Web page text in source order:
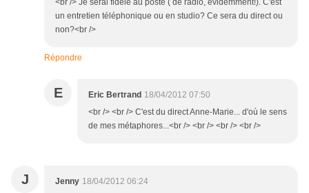
<br /> Je serai fidèle au poste ( de radio, évidemment!). C'est
un entretien téléphonique ou en studio? Ce sera du direct ou
non?<br />
Répondre
E Eric Bertrand 18/04/2012 07:50
<br /> <br /> C'est du direct Anne-Marie... d'où le sens
de mes métaphores...<br /> <br /> <br /> <br />
J Jenny 18/04/2012 06:24